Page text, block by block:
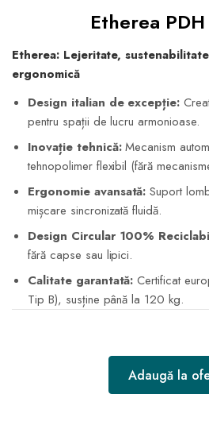
Etherea
Etherea: Lejeritate,
ergonomică
Design italian de excepție:
pentru spații de lucru armonioase.
Inovație tehnică:Mecanism
tehnopolimer flexibil (fără
Ergonomie avansată: Suport
mișcare sincronizată fluidă.
Design Circular 100%
fără capse sau lipici.
Calitate garantată: Certificat
Tip B), susține până la 120 kg.
Adaugă la